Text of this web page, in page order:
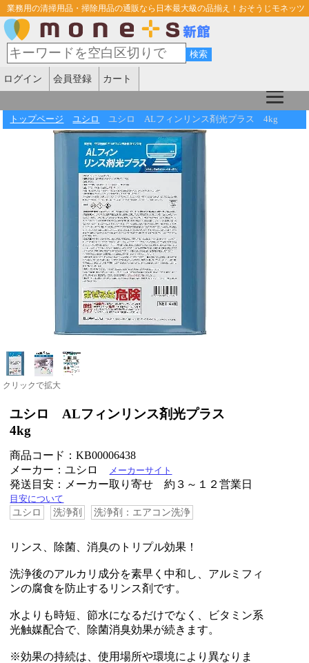
業務用の清掃用品・掃除用品の通販なら日本最大級の品揃え！おそうじモネッツ
ログイン 会員登録 カート
トップページ ユシロ ユシロ ALフィンリンス剤光プラス 4kg
クリックで拡大
ユシロ ALフィンリンス剤光プラス
4kg
商品コード：KB00006438
メーカー：ユシロ
メーカーサイト
発送目安：メーカー取り寄せ 約３～１２営業日
目安について
ユシロ 洗浄剤 洗浄剤：エアコン洗浄
リンス、除菌、消臭のトリプル効果！
洗浄後のアルカリ成分を素早く中和し、アルミフィ
ンの腐食を防止するリンス剤です。
水よりも時短、節水になるだけでなく、ビタミン系
光触媒配合で、除菌消臭効果が続きます。
※効果の持続は、使用場所や環境により異なりま